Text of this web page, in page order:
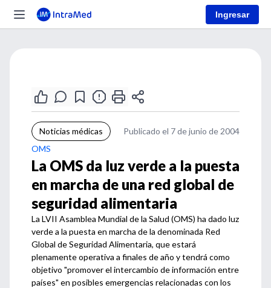
Ingresar
Noticias médicas
Publicado el 7 de junio de 2004
OMS
La OMS da luz verde a la puesta
en marcha de una red global de
seguridad alimentaria
La LVII Asamblea Mundial de la Salud (OMS) ha dado luz
verde a la puesta en marcha de la denominada Red
Global de Seguridad Alimentaria, que estará
plenamente operativa a finales de año y tendrá como
objetivo "promover el intercambio de información entre
países" en posibles emergencias relacionadas con los